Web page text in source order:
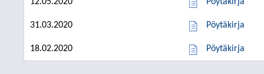
31.03.2020 Pöytäkirja
18.02.2020 Pöytäkirja